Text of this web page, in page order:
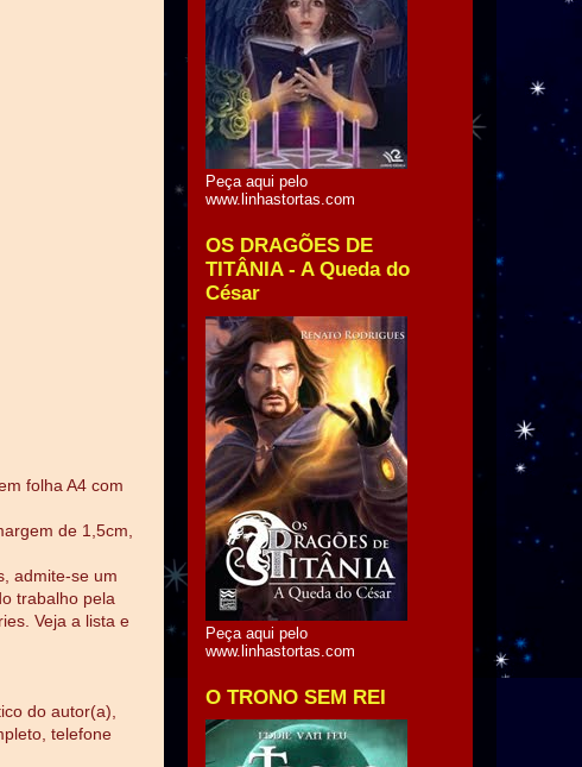
folha A4 com
de 1,5cm,
admite-se um
trabalho pela
Veja a lista e
do autor(a),
telefone
Peça aqui pelo
www.linhastortas.com
OS DRAGÕES DE
TITÂNIA - A Queda do
César
Peça aqui pelo
www.linhastortas.com
O TRONO SEM REI